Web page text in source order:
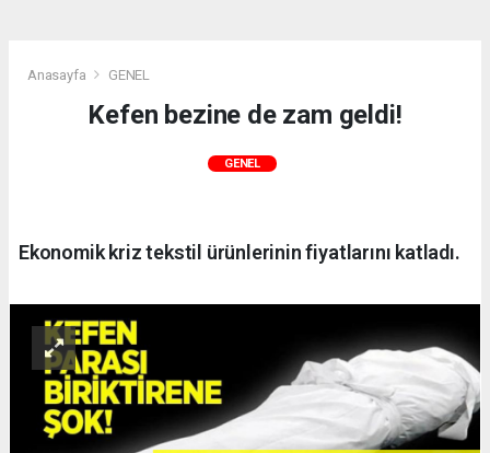
Anasayfa GENEL
Kefen bezine de zam geldi!
GENEL
Ekonomik kriz tekstil ürünlerinin fiyatlarını katladı.